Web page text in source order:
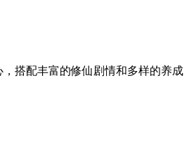
搭配丰富的修仙剧情和多样的养成